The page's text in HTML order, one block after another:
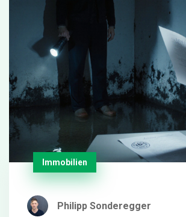
Immobilien
Philipp Sonderegger